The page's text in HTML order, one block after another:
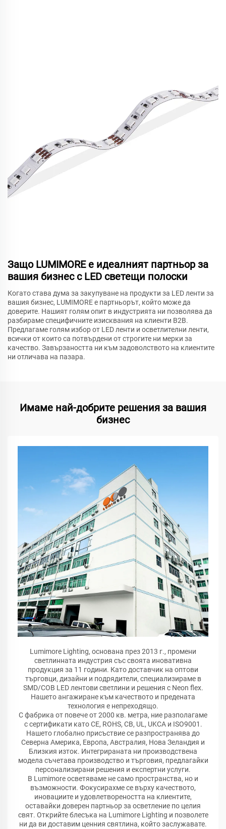
Защо LUMIMORE е идеалният партньор за
вашия бизнес с LED светещи полоски
Когато става дума за закупуване на продукти за LED ленти за
вашия бизнес, LUMIMORE е партньорът, който може да
доверите. Нашият голям опит в индустрията ни позволява да
разбираме специфичните изисквания на клиенти B2B.
Предлагаме голям избор от LED ленти и осветлителни ленти,
всички от които са потвърдени от строгите ни мерки за
качество. Завързаността ни към задоволството на клиентите
ни отличава на пазара.
Имаме най-добрите решения за вашия
бизнес
Lumimore Lighting, основана през 2013 г., промени
светлинната индустрия със своята иновативна
продукция за 11 години. Като доставчик на оптови
търговци, дизайни и подрядители, специализираме в
SMD/COB LED лентови светлини и решения с Neon flex.
Нашето ангажиране към качеството и предената
технология е непреходящо.
С фабрика от повече от 2000 кв. метра, ние разполагаме
с сертификати като CE, ROHS, CB, UL, UKCA и ISO9001.
Нашето глобално присъствие се разпространява до
Северна Америка, Европа, Австралия, Нова Зеландия и
Близкия изток. Интегрираната ни производствена
модела съчетава производство и търговия, предлагайки
персонализирани решения и експертни услуги.
В Lumimore осветяваме не само пространства, но и
възможности. Фокусирахме се върху качеството,
иновациите и удовлетвореността на клиентите,
оставайки доверен партньор за осветление по целия
свят. Открийте блесъка на Lumimore Lighting и позволете
ни да ви доставим ценния святлина, който заслужавате.